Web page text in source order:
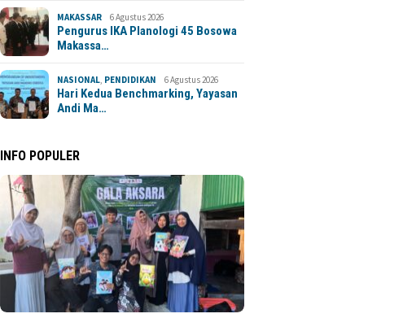
MAKASSAR 6 Agustus 2026
Pengurus IKA Planologi 45 Bosowa
Makassa…
NASIONAL PENDIDIKAN 6 Agustus 2026
Hari Kedua Benchmarking, Yayasan
Andi Ma…
INFO POPULER